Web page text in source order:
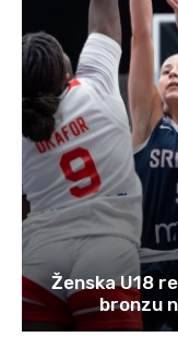
Ženska U18
bronzu